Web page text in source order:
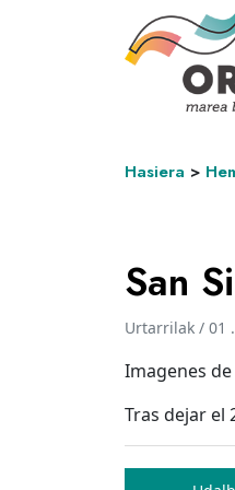
Hasiera >
San
Urtarrilak / 01
Imagenes de
Tras dejar el